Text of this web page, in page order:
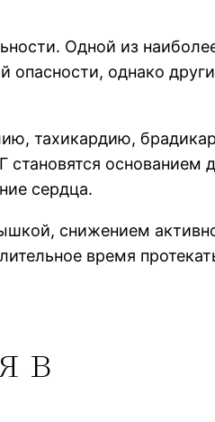
Одной из
опасности, однако
тахикардию,
основанием
сердца.
снижением
время
в